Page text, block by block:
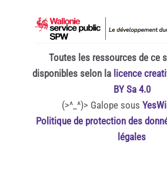
Toutes les ressources de ce
disponibles selon la licence
BY Sa 4.0
(>^_^)> Galope sous
Politique de protection des
légales